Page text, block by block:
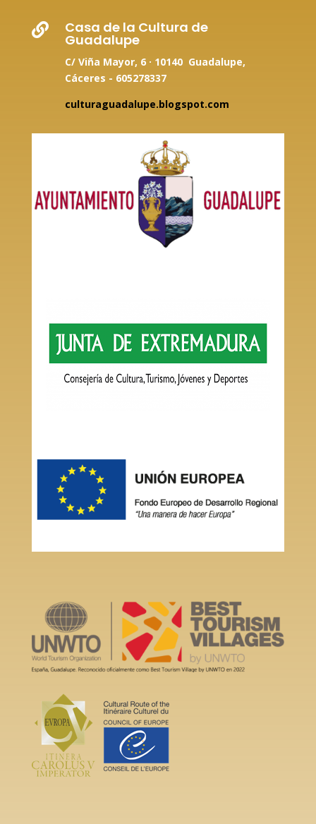
 Casa de la Cultura de
Guadalupe
C/ Viña Mayor, 6 · 10140 Guadalupe,
Cáceres - 605278337
culturaguadalupe.blogspot.com